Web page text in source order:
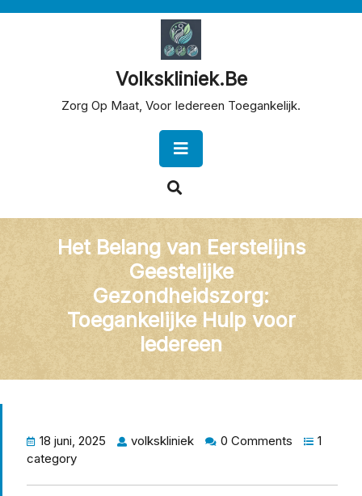
Volkskliniek.be
Zorg Op Maat, Voor Iedereen Toegankelijk.
Button
Het Belang van Eerstelijns
Geestelijke
Gezondheidszorg:
Toegankelijke Hulp voor
Iedereen
18 juni, 2025 volkskliniek 0 Comments
1
category